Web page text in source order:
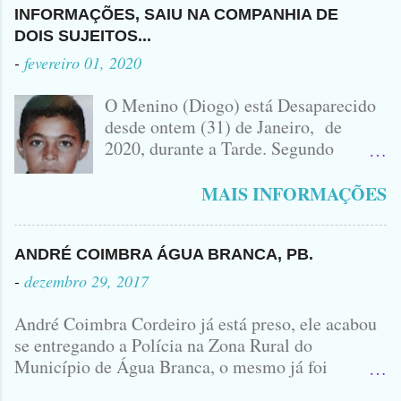
VEÍCULO ENVOLVIDO NO
ACIDENTE EM QUE ZÉ DO RÁDIO
PERDEU A VIDA.... FOTO
IDOMINIS FIDELIS FOTO
IDOMINIS FIDELIS VEÍCULO
ENVOLVIDO NO ACIDENTE UMA
MONTANA NA FOTO VOCÊS
PODEM OBSERVAR QUE TODAS...
SEM CAMISA
CAPIBARIBE, NO PERNAMBUCO...
INFORMAÇÕES, SAIU NA COMPANHIA DE
DOIS SUJEITOS...
- fevereiro 01, 2020
O Menino (Diogo) está Desaparecido
desde ontem (31) de Janeiro, de
2020, durante a Tarde. Segundo
Bairro Jardim Karlota, aqui em
Companhia de dois Elementos. [83]9
98356406 - Se você souber de alguma
Informação, favor avisar através deste
Luciana, ela tá Desesperada.
MAIS INFORMAÇÕES
ANDRÉ COIMBRA ÁGUA BRANCA, PB.
- dezembro 29, 2017
André Coimbra Cordeiro já está preso, ele acabou
se entregando a Polícia na Zona Rural do
Município de Água Branca, o mesmo já foi